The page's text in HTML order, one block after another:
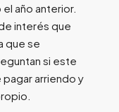
año anterior.
interés que
que se
si este
arriendo y